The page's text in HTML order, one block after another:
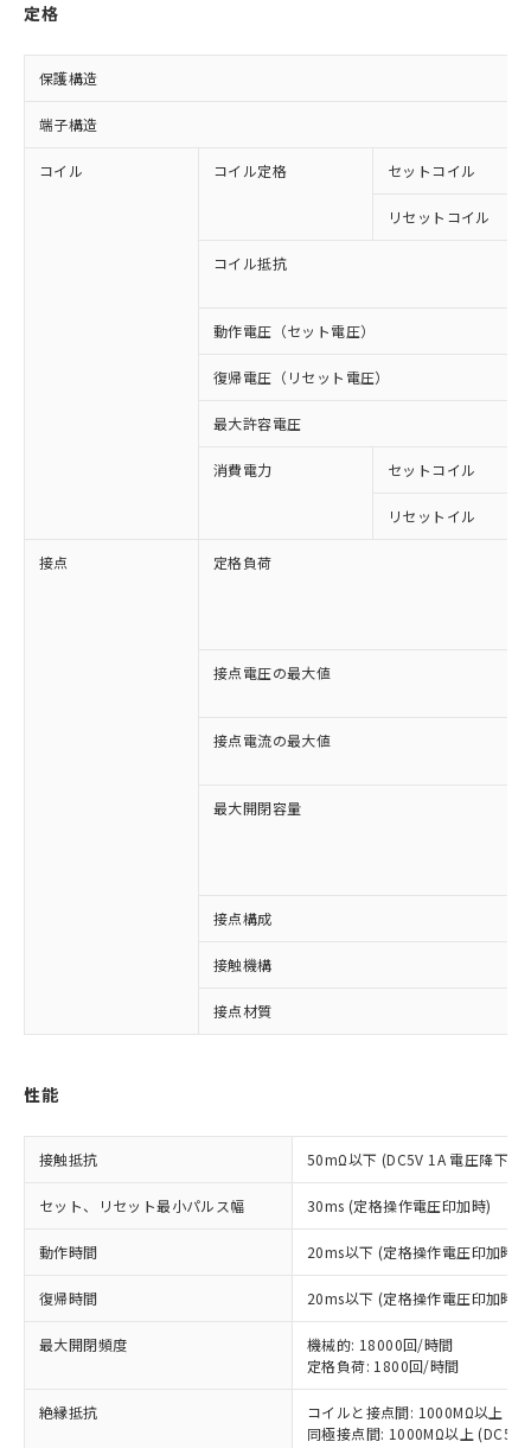
定格
保護構造
端子構造
コイル コイル定格 セットコイル
リセットコイル
コイル抵抗
動作電圧（セット電圧）
復帰電圧（リセット電圧）
最大許容電圧
消費電力 セットコイル
リセットイル
接点 定格負荷
接点電圧の最大値
接点電流の最大値
最大開閉容量
接点構成
接触機構
接点材質
性能
接触抵抗 50mΩ以下 (DC5V 1A 電圧降下法)
セット、リセット最小パルス幅 30ms (定格操作電圧印加時)
動作時間 20ms以下 (定格操作電圧印加時
復帰時間 20ms以下 (定格操作電圧印加時
最大開閉頻度
機械的: 18000回/時間
定格負荷: 1800回/時間
絶縁抵抗
コイルと接点間: 1000MΩ以上
同極接点間: 1000MΩ以上
ご利用条件
以下の条件をお読みいただき、同意のうえ
ご利用ください。
本サービスは、当社制御機器事業取扱
商品の当社在庫状況および標準価格
(税抜)を提供させていただくもので
当社制御機器事業取扱商品の中には、
本サービスの対象外となる商品もある
ことをご了承ください。
対応予定：EU RoHS指令（10物質）の非含
有に対応した製品に切り替える予定のある
対応予定なし：EU RoHS指令（10物質）の
非含有に非対応の商品で、対応品を出す予
定はありません。
調査・確認中：EU RoHS指令（10物質）の
非含有の対応状況を調査中または確認中の
非該当品：ライセンス料など無形物で、有
害物質有無と関係のない商品です。
仕入先様の事情により、非含有部品として
いたものが、含有品と判明した場合などや
※1 中国RoHS○×表
「○」：最大均質材料含有率が中国RoHSの
基準値以下であることを示します。
「×」：最大均質材料含有率が中国RoHSの
基準値を超えていることを示します。
当社は、これら貴社製品のうち、外国